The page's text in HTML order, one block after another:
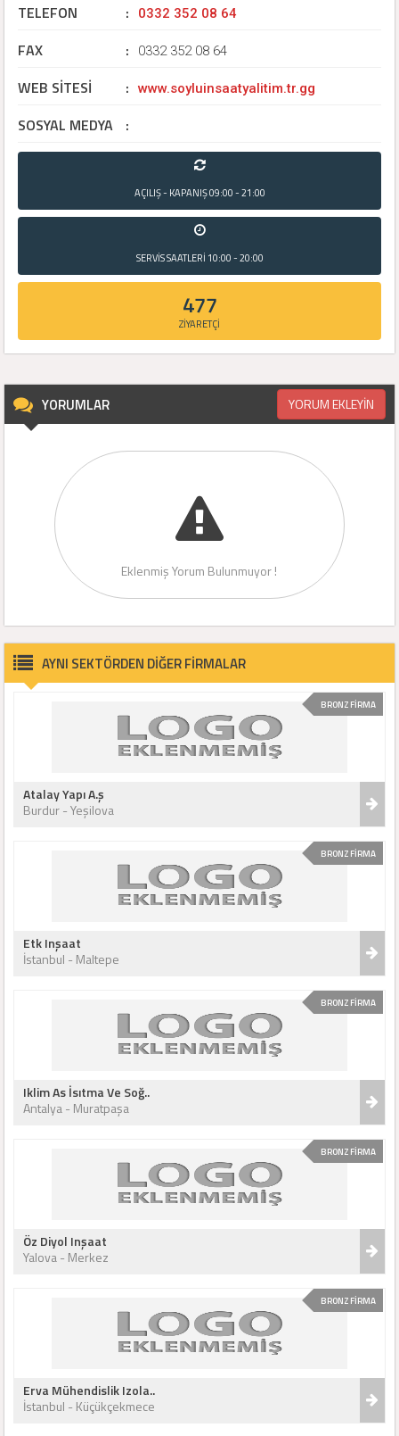
TELEFON : 0332 352 08 64
FAX : 0332 352 08 64
WEB SİTESİ : www.soyluinsaatyalitim.tr.gg
SOSYAL MEDYA :
AÇILIŞ - KAPANIŞ09:00 - 21:00
SERVİS SAATLERİ 10:00 - 20:00
477
ZİYARETÇİ
YORUMLAR YORUM EKLEYİN
Eklenmiş Yorum Bulunmuyor !
AYNI SEKTÖRDEN DİĞER FİRMALAR
BRONZ FİRMA
Atalay Yapı A.ş
Burdur - Yeşilova
BRONZ FİRMA
Etk Inşaat
İstanbul - Maltepe
BRONZ FİRMA
Iklim As İsıtma Ve Soğ..
Antalya - Muratpaşa
BRONZ FİRMA
Öz Diyol Inşaat
Yalova - Merkez
BRONZ FİRMA
Erva Mühendislik Izola..
İstanbul - Küçükçekmece